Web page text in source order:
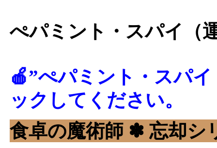
ぺパミント・スパイ（
🍎”ぺパミント・スパ
ックしてください。
食卓の魔術師 ✽ 忘却シ